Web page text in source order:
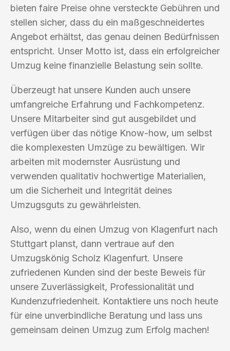
bieten faire Preise ohne versteckte Gebühren und
stellen sicher, dass du ein maßgeschneidertes
Angebot erhältst, das genau deinen Bedürfnissen
entspricht. Unser Motto ist, dass ein erfolgreicher
Umzug keine finanzielle Belastung sein sollte.
Überzeugt hat unsere Kunden auch unsere
umfangreiche Erfahrung und Fachkompetenz.
Unsere Mitarbeiter sind gut ausgebildet und
verfügen über das nötige Know-how, um selbst
die komplexesten Umzüge zu bewältigen. Wir
arbeiten mit modernster Ausrüstung und
verwenden qualitativ hochwertige Materialien,
um die Sicherheit und Integrität deines
Umzugsguts zu gewährleisten.
Also, wenn du einen Umzug von Klagenfurt nach
Stuttgart planst, dann vertraue auf den
Umzugskönig Scholz Klagenfurt. Unsere
zufriedenen Kunden sind der beste Beweis für
unsere Zuverlässigkeit, Professionalität und
Kundenzufriedenheit. Kontaktiere uns noch heute
für eine unverbindliche Beratung und lass uns
gemeinsam deinen Umzug zum Erfolg machen!